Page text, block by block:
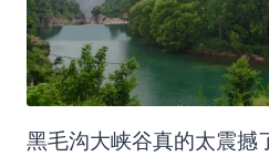
黑毛沟大峡谷真的太震撼